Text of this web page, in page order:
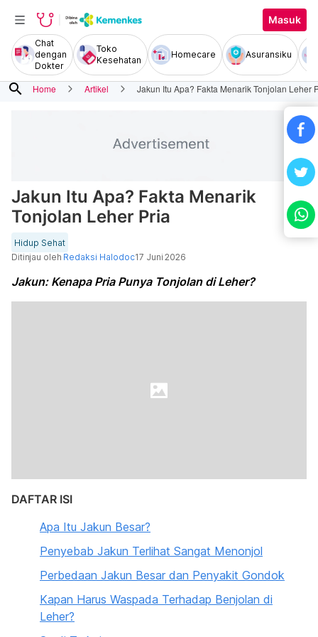
Masuk
Chat
dengan
Dokter
Toko
Kesehatan
Homecare Asuransiku
search Home Artikel Jakun Itu Apa? Fakta Menarik Tonjolan Leher
Jakun Itu Apa? Fakta Menarik
Tonjolan Leher Pria
Hidup Sehat
Ditinjau oleh Redaksi Halodoc17 Juni 2026
Jakun: Kenapa Pria Punya Tonjolan di Leher?
DAFTAR ISI
Apa Itu Jakun Besar?
Penyebab Jakun Terlihat Sangat Menonjol
Perbedaan Jakun Besar dan Penyakit Gondok
Kapan Harus Waspada Terhadap Benjolan di
Leher?